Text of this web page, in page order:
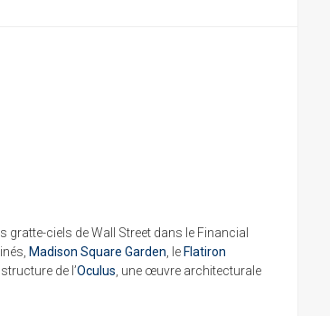
gratte-ciels de Wall Street dans le Financial
Madison Square Garden , leFlatiron
de l’Oculus , une œuvre architecturale